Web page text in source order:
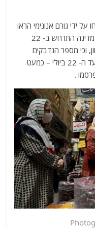
ידי גורם אנונימי הראו
כי מקרה המוות הראשון ב- COVID-19 במדינה התרחש ב- 22
וכי מספר הנדבקים
המאושר הגיע בסך הכל לכ- 451,000 עד ה- 22 ביולי – כמעט
.